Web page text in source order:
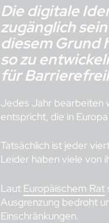
Die digitale
zugänglich
diesem Grund
so zu
für
Jedes Jahr bearbeiten
entspricht, die in
Tatsächlich ist jeder
Leider haben viele von
Laut Europäischem Rat
Ausgrenzung bedroht
Einschränkungen.